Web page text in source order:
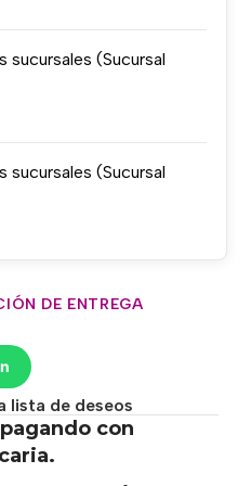
sucursales (Sucursal
sucursales (Sucursal
DE ENTREGA
lista de deseos
con